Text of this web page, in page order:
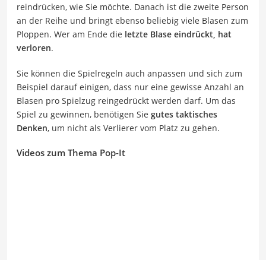
reindrücken, wie Sie möchte. Danach ist die zweite Person
an der Reihe und bringt ebenso beliebig viele Blasen zum
Ploppen. Wer am Ende die letzte Blase eindrückt, hat
verloren.
Sie können die Spielregeln auch anpassen und sich zum
Beispiel darauf einigen, dass nur eine gewisse Anzahl an
Blasen pro Spielzug reingedrückt werden darf. Um das
Spiel zu gewinnen, benötigen Sie gutes taktisches
Denken, um nicht als Verlierer vom Platz zu gehen.
Videos zum Thema Pop-It